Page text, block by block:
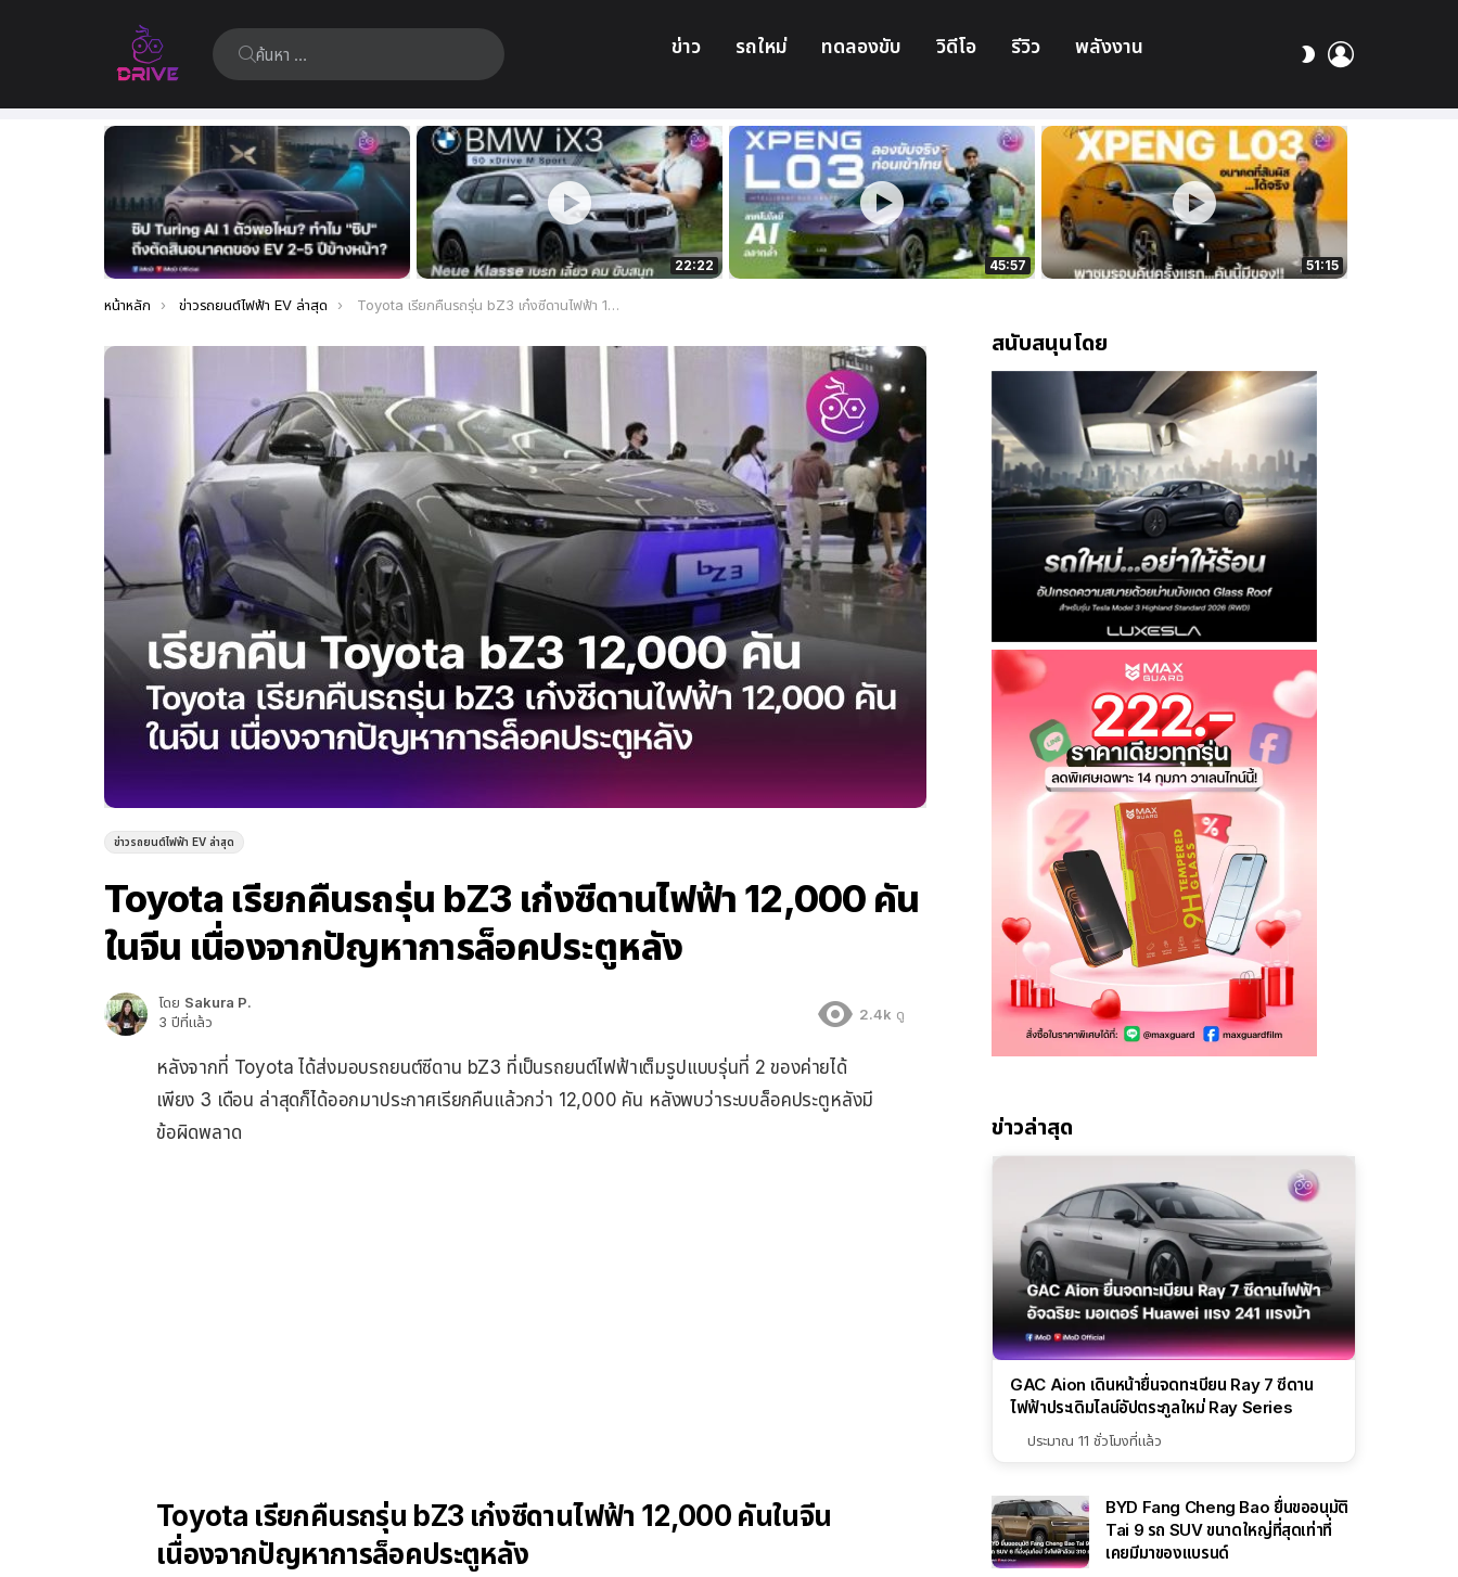
ค้นหา: ข่าว รถใหม่ ทดลองขับ วิดีโอ รีวิว พลังงาน
สลับ
เรื่อง
ล่าสุด
22:22 45:57 51:15
คุณอยู่ที่นี่:
หน้าหลัก ข่าวรถยนต์ไฟฟ้า EV ล่าสุด Toyota เรียกคืนรถรุ่น bZ3 เก๋งซีดานไฟฟ้า 12,000 คันในจีน เนื่องจากปัญหาการล็อคประตูหลัง
ข่าวรถยนต์ไฟฟ้า EV ล่าสุด
Toyota เรียกคืนรถรุ่น bZ3 เก๋งซีดานไฟฟ้า 12,000 คัน
ในจีน เนื่องจากปัญหาการล็อคประตูหลัง
โดย Sakura P.
3 ปีที่แล้ว
2.4k ดู
หลังจากที่ Toyota ได้ส่งมอบรถยนต์ซีดาน bZ3 ที่เป็นรถยนต์ไฟฟ้าเต็มรูปแบบรุ่นที่ 2 ของค่ายได้
เพียง 3 เดือน ล่าสุดก็ได้ออกมาประกาศเรียกคืนแล้วกว่า 12,000 คัน หลังพบว่าระบบล็อคประตูหลังมี
ข้อผิดพลาด
Toyota เรียกคืนรถรุ่น bZ3 เก๋งซีดานไฟฟ้า 12,000 คันในจีน
เนื่องจากปัญหาการล็อคประตูหลัง
สนับสนุนโดย
ข่าวล่าสุด
GAC Aion เดินหน้ายื่นจดทะเบียน Ray 7 ซีดาน
ไฟฟ้าประเดิมไลน์อัปตระกูลใหม่ Ray Series
ประมาณ 11 ชั่วโมงที่แล้ว
BYD Fang Cheng Bao ยื่นขออนุมัติ
Tai 9 รถ SUV ขนาดใหญ่ที่สุดเท่าที่
เคยมีมาของแบรนด์